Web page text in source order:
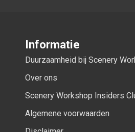
Informatie
Duurzaamheid bij Scenery
Over ons
Scenery Workshop Insiders
Algemene voorwaarden